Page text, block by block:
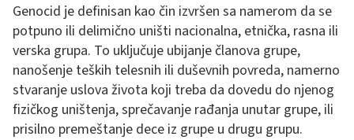
Genocid je definisan kao čin izvršen sa namerom da se
potpuno ili delimično uništi nacionalna, etnička, rasna ili
verska grupa. To uključuje ubijanje članova grupe,
nanošenje teških telesnih ili duševnih povreda, namerno
stvaranje uslova života koji treba da dovedu do njenog
fizičkog uništenja, sprečavanje rađanja unutar grupe, ili
prisilno premeštanje dece iz grupe u drugu grupu​.